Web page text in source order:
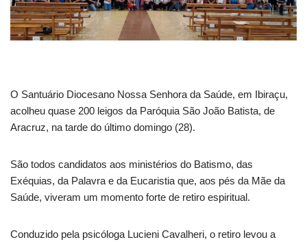
O Santuário Diocesano Nossa Senhora da Saúde, em Ibiraçu,
acolheu quase 200 leigos da Paróquia São João Batista, de
Aracruz, na tarde do último domingo (28).
São todos candidatos aos ministérios do Batismo, das
Exéquias, da Palavra e da Eucaristia que, aos pés da Mãe da
Saúde, viveram um momento forte de retiro espiritual.
Conduzido pela psicóloga Lucieni Cavalheri, o retiro levou a